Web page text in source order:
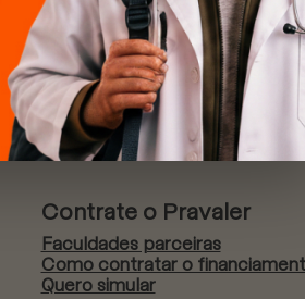
Contrate o Pravaler
Faculdades parceiras
Como contratar o
Quero simular